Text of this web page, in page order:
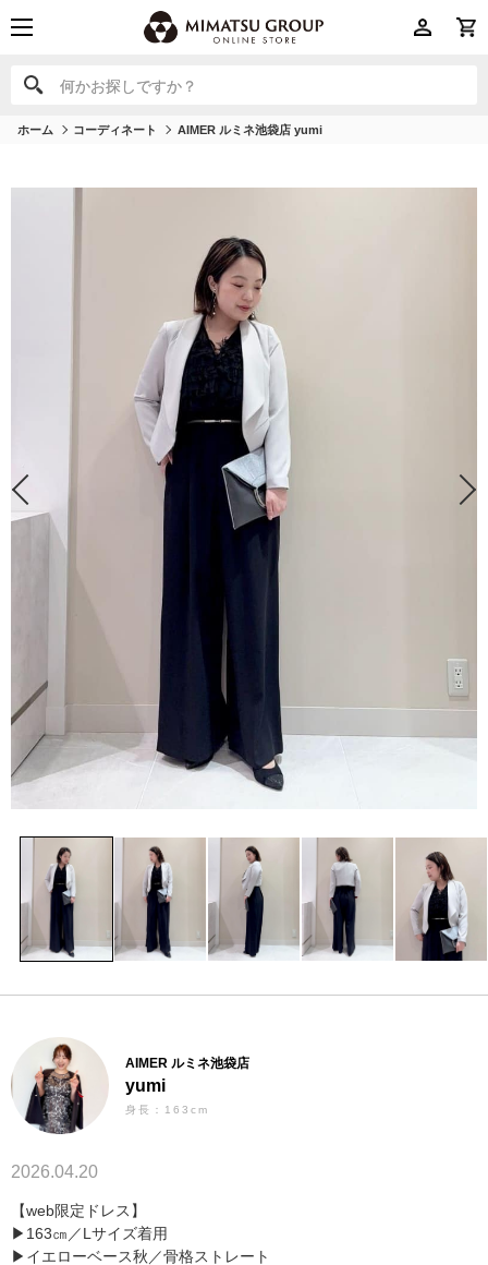
何かお探しですか？
何かお探しですか？
ホーム コーディネート AIMER ルミネ池袋店 yumi
AIMER ルミネ池袋店
yumi
身長：163cm
2026.04.20
【web限定ドレス】
▶︎163㎝／Lサイズ着用
▶︎イエローベース秋／骨格ストレート